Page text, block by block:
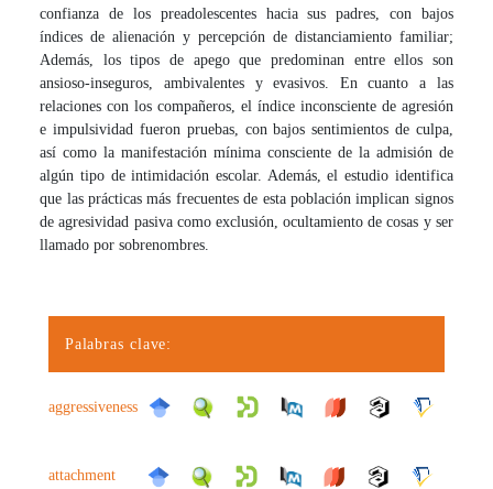
confianza de los preadolescentes hacia sus padres, con bajos
índices de alienación y percepción de distanciamiento familiar;
Además, los tipos de apego que predominan entre ellos son
ansioso-inseguros, ambivalentes y evasivos. En cuanto a las
relaciones con los compañeros, el índice inconsciente de agresión
e impulsividad fueron pruebas, con bajos sentimientos de culpa,
así como la manifestación mínima consciente de la admisión de
algún tipo de intimidación escolar. Además, el estudio identifica
que las prácticas más frecuentes de esta población implican signos
de agresividad pasiva como exclusión, ocultamiento de cosas y ser
llamado por sobrenombres.
Palabras clave:
aggressiveness
attachment